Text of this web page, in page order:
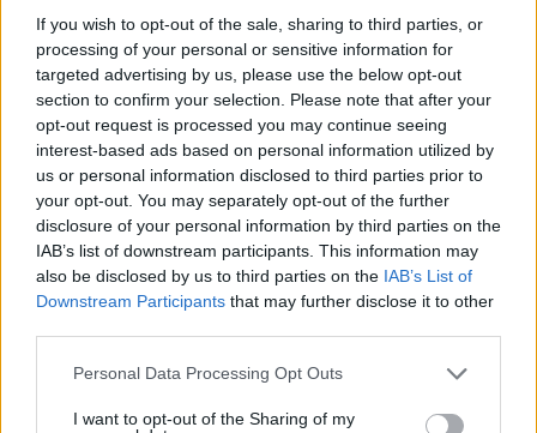
If you wish to opt-out of the sale, sharing to third parties, or
processing of your personal or sensitive information for
targeted advertising by us, please use the below opt-out
section to confirm your selection. Please note that after your
opt-out request is processed you may continue seeing
interest-based ads based on personal information utilized by
us or personal information disclosed to third parties prior to
your opt-out. You may separately opt-out of the further
disclosure of your personal information by third parties on the
IAB’s list of downstream participants. This information may
also be disclosed by us to third parties on the IAB’s List of
Downstream Participants that may further disclose it to other
Please note that this website/app uses one or more Google
not limited to your visit or usage behaviour. You may click to
Personal Data Processing Opt Outs
I want to opt-out of the Sharing of my
ΔΕΙΤΕ ΟΛΕΣ ΤΙΣ ΕΙΔΗΣΕΙΣ
ΤΑ ΠΙΟ ΔΗΜΟΦΙΛΗ